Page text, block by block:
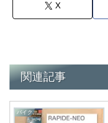
X
関連記事
バイク